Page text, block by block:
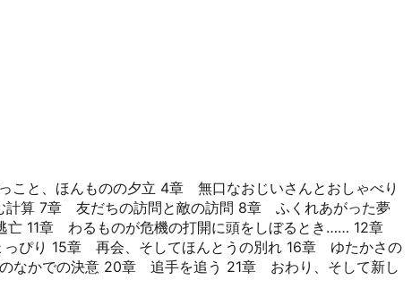
と、ほんものの夕立 4章 無口なおじいさんとおしゃべり
算 7章 友だちの訪問と敵の訪問 8章 ふくれあがった夢
亡 11章 わるものが危機の打開に頭をしぼるとき…… 12章
ぴり 15章 再会、そしてほんとうの別れ 16章 ゆたかさの
なかでの決意 20章 追手を追う 21章 おわり、そして新し